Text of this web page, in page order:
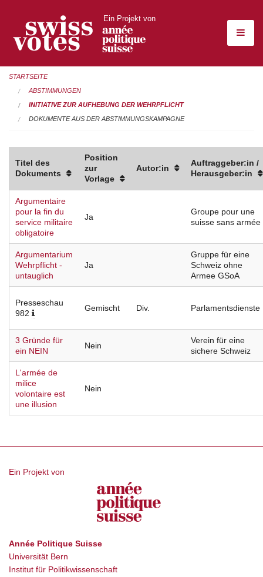
Ein Projekt von
STARTSEITE
ABSTIMMUNGEN
INITIATIVE ZUR AUFHEBUNG DER WEHRPFLICHT
DOKUMENTE AUS DER ABSTIMMUNGSKAMPAGNE
Titel des
Dokuments
Position
zur
Vorlage
Autor:in
Auftraggeber:in /
Herausgeber:in
Argumentaire
pour la fin du
service militaire
obligatoire
Ja
Groupe pour une
suisse sans armée
Argumentarium
Wehrpflicht -
untauglich
Ja
Gruppe für eine
Schweiz ohne
Armee GSoA
Presseschau
982
Gemischt Div. Parlamentsdienste
3 Gründe für
ein NEIN
Nein
Verein für eine
sichere Schweiz
L'armée de
milice
volontaire est
une illusion
Nein
Ein Projekt von
Année Politique Suisse
Universität Bern
Institut für Politikwissenschaft